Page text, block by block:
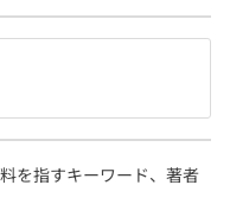
を指すキーワード、著者